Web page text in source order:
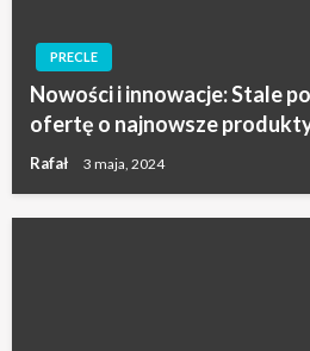
PRECLE
Nowości i innowacje: Stale
ofertę o najnowsze
Rafał 3 maja, 2024